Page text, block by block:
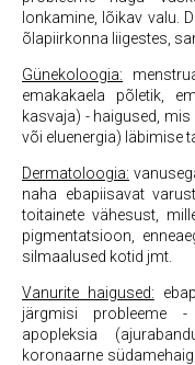
lonkamine, lõikav valu.
õlapiirkonna liigestes,
Günekoloogia:
emakakaela põletik,
kasvaja) - haigused,
või eluenergia) läbimise
Dermatoloogia:
naha ebapiisavat
toitainete vähesust,
pigmentatsioon,
silmaalused kotid jmt.
Vanurite haigused:
järgmisi probleeme
apopleksia
koronaarne